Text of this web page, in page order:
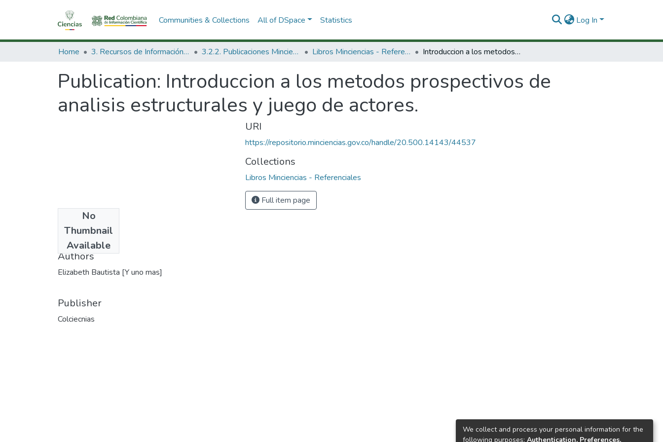
Communities & Collections All of DSpace Statistics Log In
Home 3. Recursos de Información Científica y Tecnológica 3.2.2. Publicaciones Minciencias Libros Minciencias - Referenciales Introduccion a los metodos prospectivos de analisis estructurales y juego de actores.
Publication: Introduccion a los metodos prospectivos de
analisis estructurales y juego de actores.
No
Thumbnail
Available
1986
Authors
Elizabeth Bautista [Y uno mas]
Publisher
Colciecnias
URI
https://repositorio.minciencias.gov.co/handle/20.500.14143/44537
Collections
Libros Minciencias - Referenciales
Full item page
We collect and process your personal information for the
following purposes: Authentication, Preferences,